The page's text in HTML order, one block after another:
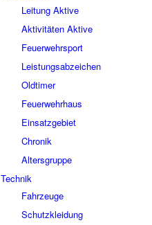
Leitung Aktive
Aktivitäten Aktive
Feuerwehrsport
Leistungsabzeichen
Oldtimer
Feuerwehrhaus
Einsatzgebiet
Chronik
Altersgruppe
Technik
Fahrzeuge
Schutzkleidung